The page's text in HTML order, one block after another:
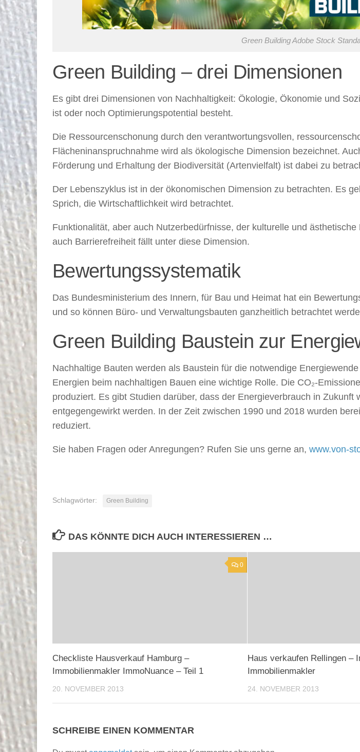
Green Building Adobe Stock
Green Building – drei Dimensionen
Es gibt drei Dimensionen von Nachhaltigkeit: Ökologie, Ökonomie und
ist oder noch Optimierungspotential besteht.
Die Ressourcenschonung durch den verantwortungsvollen,
Flächeninanspruchnahme wird als ökologische Dimension bezeichnet.
Förderung und Erhaltung der Biodiversität (Artenvielfalt) ist dabei zu
Der Lebenszyklus ist in der ökonomischen Dimension zu betrachten. Es
Sprich, die Wirtschaftlichkeit wird betrachtet.
Funktionalität, aber auch Nutzerbedürfnisse, der kulturelle und
auch Barrierefreiheit fällt unter diese Dimension.
Bewertungssystematik
Das Bundesministerium des Innern, für Bau und Heimat hat ein
und so können Büro- und Verwaltungsbauten ganzheitlich betrachtet
Green Building Baustein zur
Nachhaltige Bauten werden als Baustein für die notwendige
Energien beim nachhaltigen Bauen eine wichtige Rolle. Die CO₂-
produziert. Es gibt Studien darüber, dass der Energieverbrauch in
entgegengewirkt werden. In der Zeit zwischen 1990 und 2018 wurden
reduziert.
Sie haben Fragen oder Anregungen? Rufen Sie uns gerne an, www.von-
Schlagwörter: Green Building
DAS KÖNNTE DICH AUCH INTERESSIEREN …
0
Checkliste Hausverkauf Hamburg –
Immobilienmakler ImmoNuance – Teil 1
20. NOVEMBER 2013
Haus verkaufen Rellingen –
Immobilienmakler
24. NOVEMBER 2013
SCHREIBE EINEN KOMMENTAR